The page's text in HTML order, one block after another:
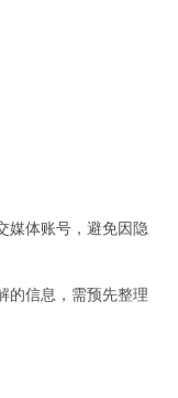
媒体账号，避免因隐
的信息，需预先整理